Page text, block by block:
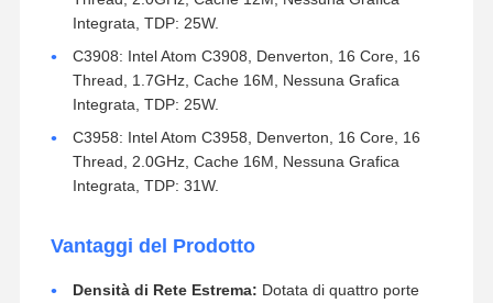
Integrata, TDP: 25W.
C3908: Intel Atom C3908, Denverton, 16 Core, 16
Thread, 1.7GHz, Cache 16M, Nessuna Grafica
Integrata, TDP: 25W.
C3958: Intel Atom C3958, Denverton, 16 Core, 16
Thread, 2.0GHz, Cache 16M, Nessuna Grafica
Integrata, TDP: 31W.
Vantaggi del Prodotto
Densità di Rete Estrema: Dotata di quattro porte